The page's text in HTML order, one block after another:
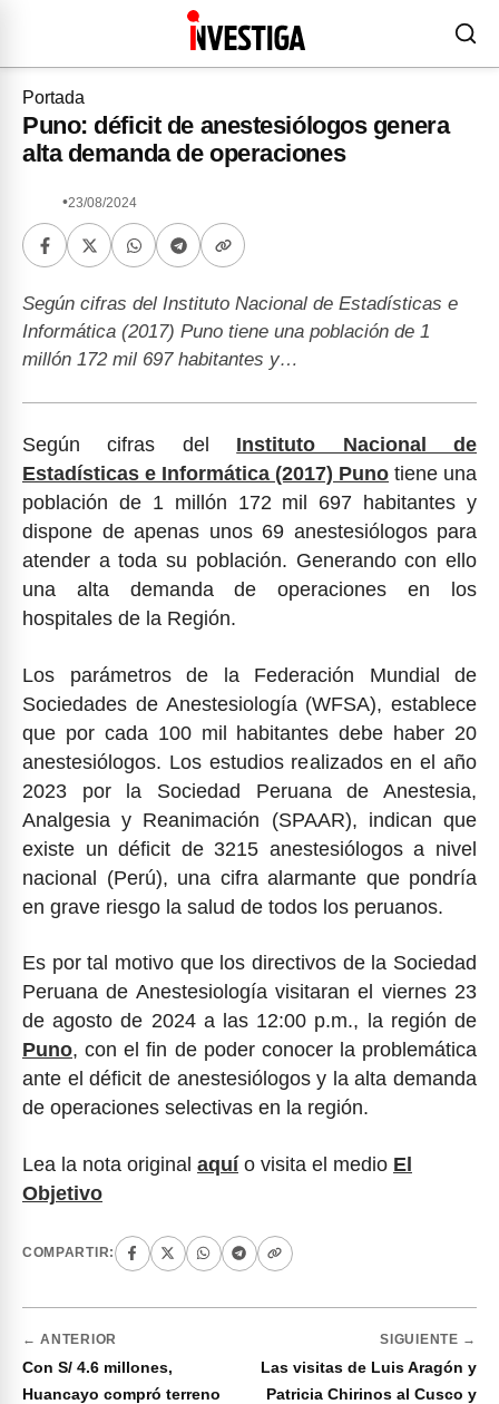
Portada
Puno: déficit de anestesiólogos genera
alta demanda de operaciones
•23/08/2024
Según cifras del Instituto Nacional de Estadísticas e
Informática (2017) Puno tiene una población de 1
millón 172 mil 697 habitantes y…
Según cifras del Instituto Nacional de
Estadísticas e Informática (2017) Puno tiene una
población de 1 millón 172 mil 697 habitantes y
dispone de apenas unos 69 anestesiólogos para
atender a toda su población. Generando con ello
una alta demanda de operaciones en los
hospitales de la Región.
Los parámetros de la Federación Mundial de
Sociedades de Anestesiología (WFSA), establece
que por cada 100 mil habitantes debe haber 20
anestesiólogos. Los estudios realizados en el año
2023 por la Sociedad Peruana de Anestesia,
Analgesia y Reanimación (SPAAR), indican que
existe un déficit de 3215 anestesiólogos a nivel
nacional (Perú), una cifra alarmante que pondría
en grave riesgo la salud de todos los peruanos.
Es por tal motivo que los directivos de la Sociedad
Peruana de Anestesiología visitaran el viernes 23
de agosto de 2024 a las 12:00 p.m., la región de
Puno, con el fin de poder conocer la problemática
ante el déficit de anestesiólogos y la alta demanda
de operaciones selectivas en la región.
Lea la nota original aquío visita el medio El
Objetivo
COMPARTIR:
← ANTERIOR
Con S/ 4.6 millones,
Huancayo compró terreno
SIGUIENTE →
Las visitas de Luis Aragón y
Patricia Chirinos al Cusco y